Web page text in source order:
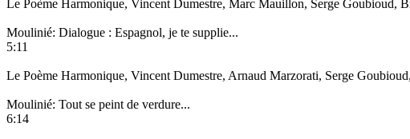
Le Poème Harmonique, Vincent Dumestre, Marc Mauillon, Serge Goubioud,
Moulinié: Dialogue : Espagnol, je te supplie...
5:11
Le Poème Harmonique, Vincent Dumestre, Arnaud Marzorati, Serge
Moulinié: Tout se peint de verdure...
6:14